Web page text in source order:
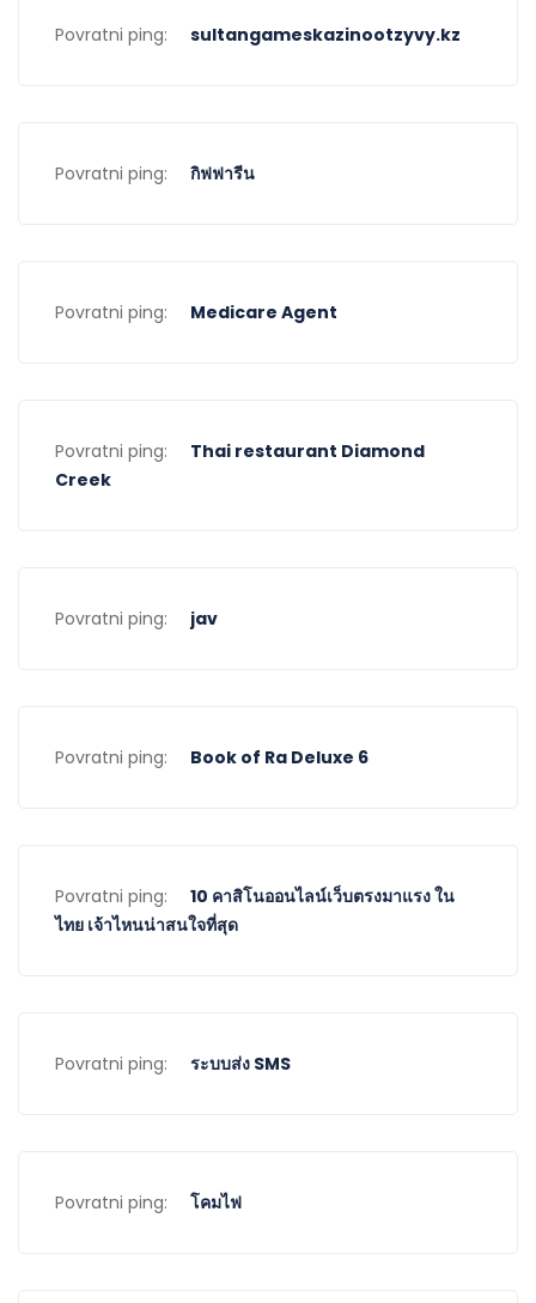
Povratni ping: sultangameskazinootzyvy.kz
Povratni ping: กิฟฟารีน
Povratni ping: Medicare Agent
Povratni ping:
Thai restaurant Diamond
Creek
Povratni ping: jav
Povratni ping: Book of Ra Deluxe 6
Povratni ping:
10 คาสิโนออนไลน์เว็บตรงมาแรง ใน
ไทย เจ้าไหนน่าสนใจที่สุด
Povratni ping: ระบบส่ง SMS
Povratni ping: โคมไฟ